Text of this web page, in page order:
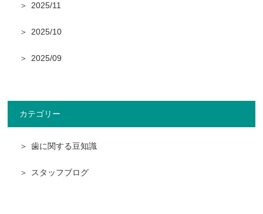
2025/11
2025/10
2025/09
カテゴリー
歯に関する豆知識
スタッフブログ